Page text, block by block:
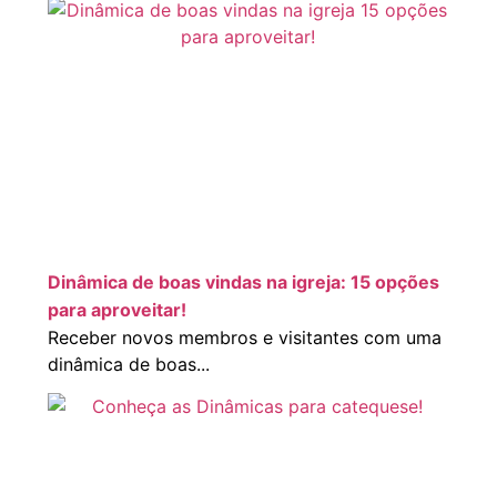
Dinâmica de boas vindas na igreja: 15 opções
para aproveitar!
Receber novos membros e visitantes com uma
dinâmica de boas...